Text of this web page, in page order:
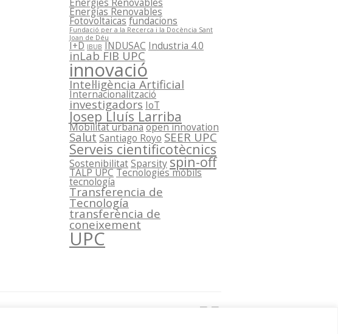
Energías Renovables
Fotovoltaicasfundacions
Fundació per a la Recerca i la Docència Sant
Joan de Déu
I+D IBUB INDUSAC Industria 4.0
inLab FIB UPC
innovació
Intel·ligència Artificial
Internacionalització
investigadors IoT
Josep Lluís Larriba
Mobilitat urbanaopen innovation
SalutSantiago Royo SEER UPC
Serveis cientificotècnics
SostenibilitatSparsityspin-off
TALP UPCTecnologies mòbils
tecnología
Transferencia de
Tecnología
transferència de
coneixement
UPC